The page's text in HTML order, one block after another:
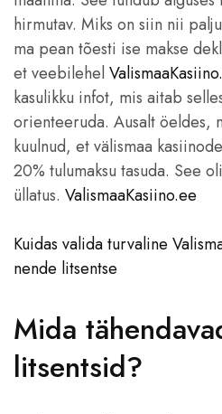
hirmutav. Miks on siin nii
ma pean tõesti ise makse
et veebilehel
kasulikku infot, mis aitab
orienteeruda. Ausalt öeldes,
kuulnud, et välismaa
20% tulumaksu tasuda. See
üllatus. ValismaaKasiino.ee
Kuidas valida turvaline
nende litsentse
Mida
litsentsid?